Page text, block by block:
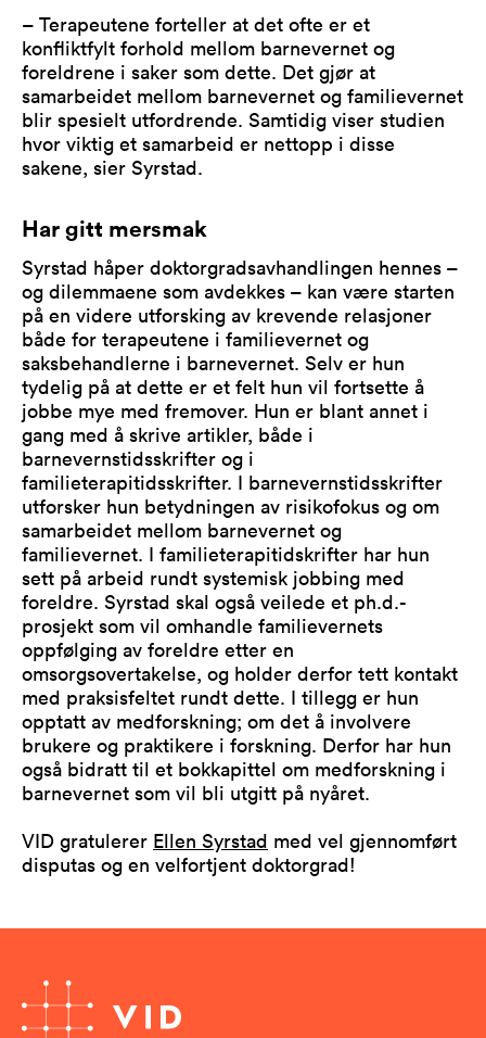
– Terapeutene forteller at det ofte er et
konfliktfylt forhold mellom barnevernet og
foreldrene i saker som dette. Det gjør at
samarbeidet mellom barnevernet og familievernet
blir spesielt utfordrende. Samtidig viser studien
hvor viktig et samarbeid er nettopp i disse
sakene, sier Syrstad.
Har gitt mersmak
Syrstad håper doktorgradsavhandlingen hennes –
og dilemmaene som avdekkes – kan være starten
på en videre utforsking av krevende relasjoner
både for terapeutene i familievernet og
saksbehandlerne i barnevernet. Selv er hun
tydelig på at dette er et felt hun vil fortsette å
jobbe mye med fremover. Hun er blant annet i
gang med å skrive artikler, både i
barnevernstidsskrifter og i
familieterapitidsskrifter. I barnevernstidsskrifter
utforsker hun betydningen av risikofokus og om
samarbeidet mellom barnevernet og
familievernet. I familieterapitidskrifter har hun
sett på arbeid rundt systemisk jobbing med
foreldre. Syrstad skal også veilede et ph.d.-
prosjekt som vil omhandle familievernets
oppfølging av foreldre etter en
omsorgsovertakelse, og holder derfor tett kontakt
med praksisfeltet rundt dette. I tillegg er hun
opptatt av medforskning; om det å involvere
brukere og praktikere i forskning. Derfor har hun
også bidratt til et bokkapittel om medforskning i
barnevernet som vil bli utgitt på nyåret.
VID gratulerer Ellen Syrstad med vel gjennomført
disputas og en velfortjent doktorgrad!